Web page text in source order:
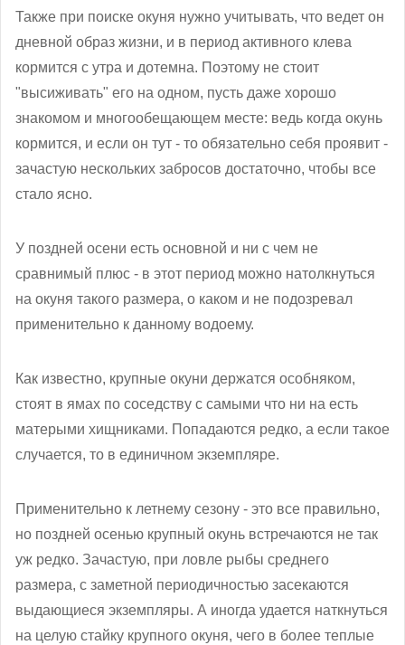
Также при поиске окуня нужно учитывать, что ведет он
дневной образ жизни, и в период активного клева
кормится с утра и дотемна. Поэтому не стоит
"высиживать" его на одном, пусть даже хорошо
знакомом и многообещающем месте: ведь когда окунь
кормится, и если он тут - то обязательно себя проявит -
зачастую нескольких забросов достаточно, чтобы все
стало ясно.
У поздней осени есть основной и ни с чем не
сравнимый плюс - в этот период можно натолкнуться
на окуня такого размера, о каком и не подозревал
применительно к данному водоему.
Как известно, крупные окуни держатся особняком,
стоят в ямах по соседству с самыми что ни на есть
матерыми хищниками. Попадаются редко, а если такое
случается, то в единичном экземпляре.
Применительно к летнему сезону - это все правильно,
но поздней осенью крупный окунь встречаются не так
уж редко. Зачастую, при ловле рыбы среднего
размера, с заметной периодичностью засекаются
выдающиеся экземпляры. А иногда удается наткнуться
на целую стайку крупного окуня, чего в более теплые